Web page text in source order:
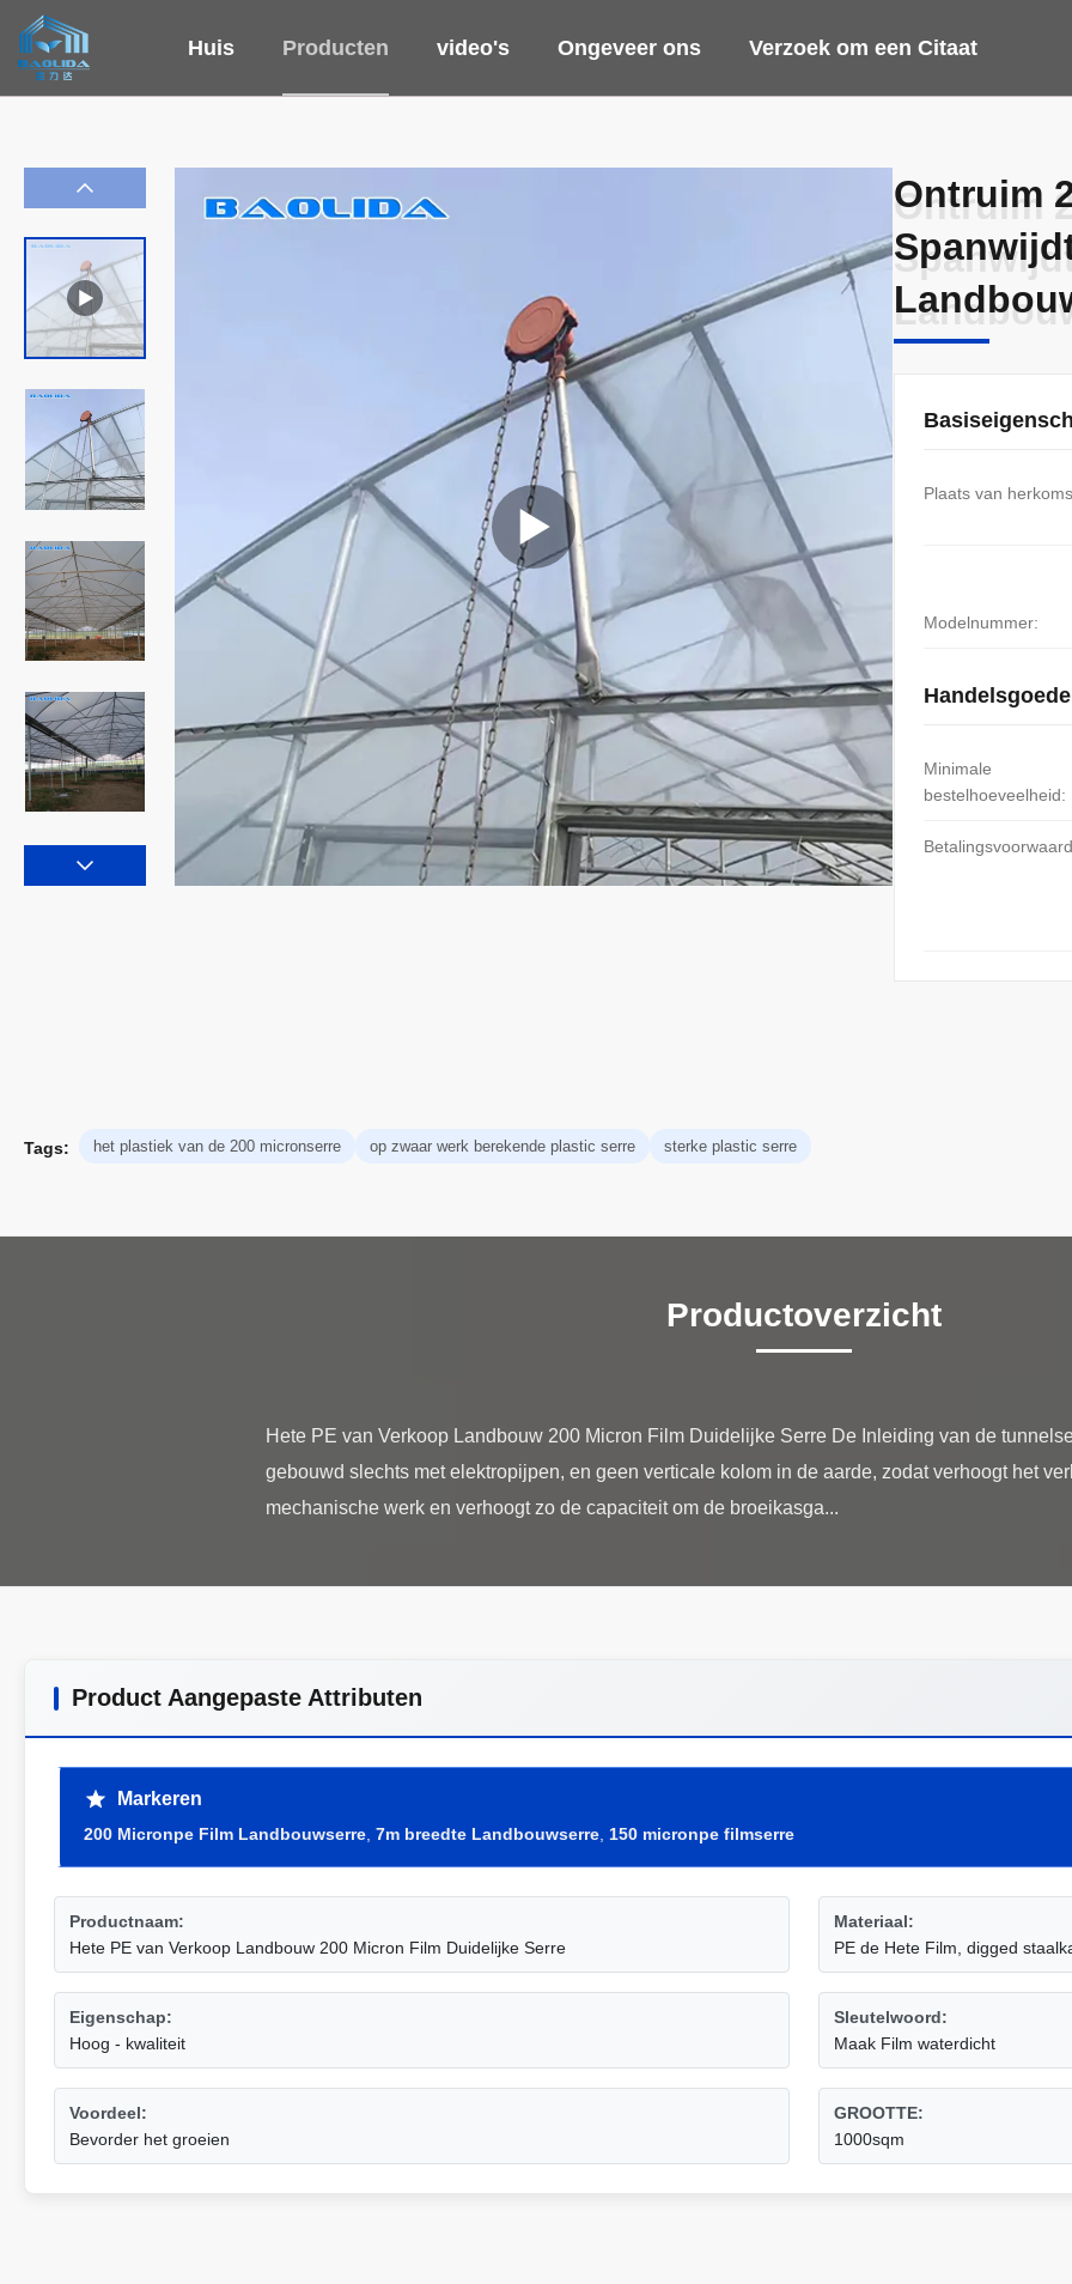
Huis Producten video's Ongeveer ons Verzoek om een Citaat
Ontruim
Ontruim
Plaats van
Modelnummer:
Minimale
bestelhoeveelheid:
Tags: het plastiek van de 200 micronserre op zwaar werk berekende plastic serre sterke plastic serre
Productoverzicht
Hete PE van Verkoop Landbouw 200 Micron Film Duidelijke Serre De Inleiding van de
gebouwd slechts met elektropijpen, en geen verticale kolom in de aarde, zodat verhoogt het
Product Aangepaste Attributen
Markeren
200 Micronpe Film Landbouwserre 7m breedte Landbouwserre 150 micronpe filmserre
Productnaam:
Hete PE van Verkoop Landbouw 200 Micron Film Duidelijke Serre
Materiaal:
PE de Hete Film, digged
Eigenschap:
Hoog - kwaliteit
Sleutelwoord:
Maak Film waterdicht
Voordeel:
Bevorder het groeien
GROOTTE:
1000sqm